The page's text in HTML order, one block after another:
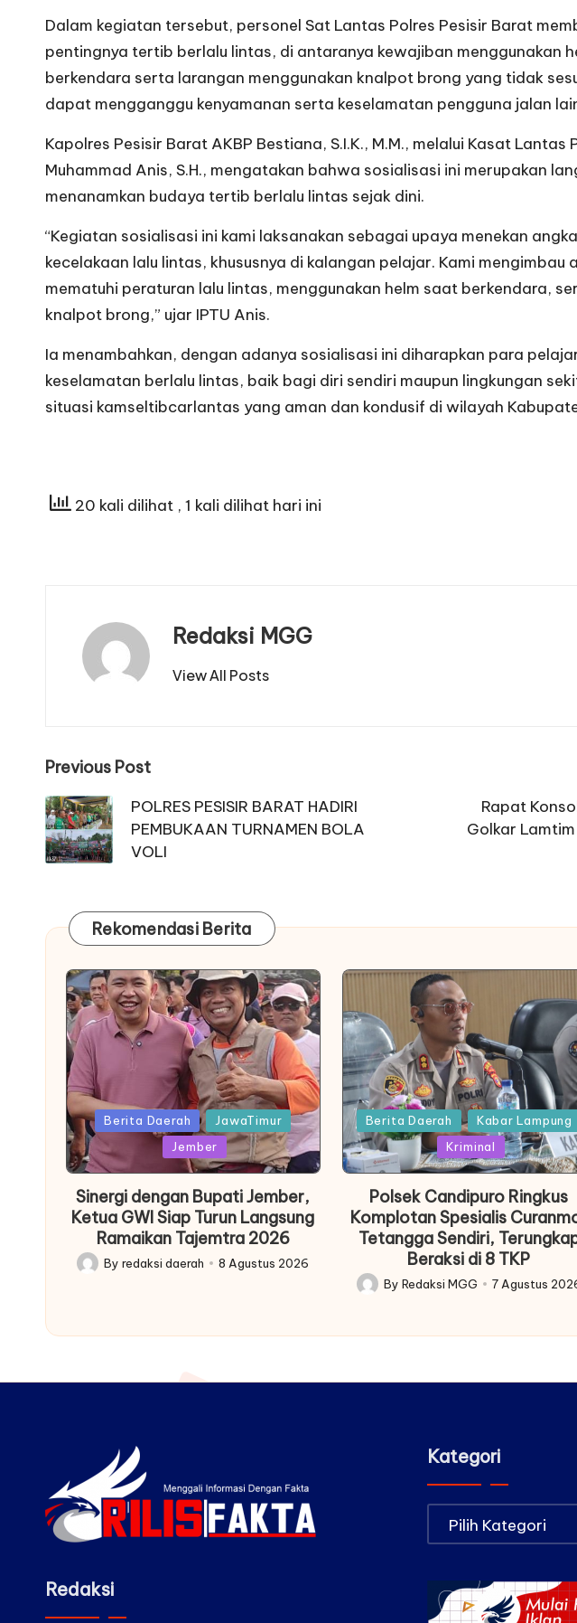
Dalam kegiatan tersebut, personel Sat Lantas Polres Pesisir Barat
pentingnya tertib berlalu lintas, di antaranya kewajiban menggunakan
berkendara serta larangan menggunakan knalpot brong yang tidak
dapat mengganggu kenyamanan serta keselamatan pengguna jalan
Kapolres Pesisir Barat AKBP Bestiana, S.I.K., M.M., melalui Kasat Lantas
Muhammad Anis, S.H., mengatakan bahwa sosialisasi ini merupakan
menanamkan budaya tertib berlalu lintas sejak dini.
“Kegiatan sosialisasi ini kami laksanakan sebagai upaya menekan
kecelakaan lalu lintas, khususnya di kalangan pelajar. Kami mengimbau
mematuhi peraturan lalu lintas, menggunakan helm saat berkendara,
knalpot brong,” ujar IPTU Anis.
Ia menambahkan, dengan adanya sosialisasi ini diharapkan para
keselamatan berlalu lintas, baik bagi diri sendiri maupun lingkungan
situasi kamseltibcarlantas yang aman dan kondusif di wilayah
20 kali dilihat , 1 kali dilihat hari ini
Redaksi MGG
View All Posts
Post
navigation
Previous Post
POLRES PESISIR BARAT HADIRI
PEMBUKAAN TURNAMEN BOLA
VOLI
Rapat
Golkar
Rekomendasi Berita
Posted
in
Berita Daerah
JawaTimur
Jember
Sinergi dengan Bupati Jember,
Ketua GWI Siap Turun Langsung
Ramaikan Tajemtra 2026
Posted
Byredaksi daerah 8 Agustus 2026
Posted
in
Berita Daerah
Kabar Lampung
Kriminal
Polsek Candipuro Ringkus
Komplotan Spesialis
Tetangga Sendiri,
Beraksi di 8 TKP
Posted
By Redaksi MGG 7 Agustus
Redaksi
Kategori
Kategori